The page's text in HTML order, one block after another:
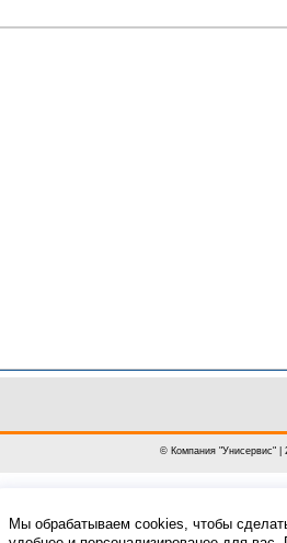
Мы обрабатываем cookies, чтобы
© Компания "Унисервис" |